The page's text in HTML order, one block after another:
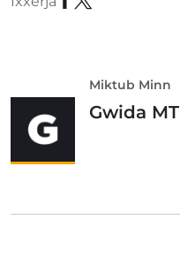
Miktub Minn
Gwida MT